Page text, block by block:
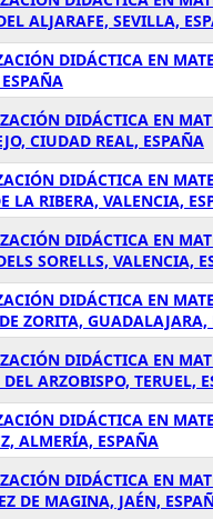
ALJARAFE, SEVILLA,
DIDÁCTICA EN
DIDÁCTICA EN
CIUDAD REAL, ESPAÑA
DIDÁCTICA EN
LA RIBERA, VALENCIA,
DIDÁCTICA EN
SORELLS, VALENCIA,
DIDÁCTICA EN
ZORITA, GUADALAJARA,
DIDÁCTICA EN
ARZOBISPO, TERUEL,
DIDÁCTICA EN
ALMERÍA, ESPAÑA
DIDÁCTICA EN
DE MAGINA, JAÉN,